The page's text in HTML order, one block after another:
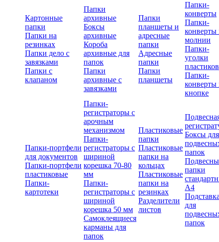
Картонные
папки
Папки на
резинках
Папки дело с
завязками
Папки с
клапаном
Папки
архивные
Боксы
архивные
Короба
архивные для
папок
Папки
архивные с
завязками
Папки
планшеты и
адресные
папки
Адресные
папки
Папки
планшеты
Папки-
конверты
Папки-
конверты
молнии
Папки-
уголки
Папки-
конверты
кнопке
Папки-портфели
для документов
Папки-портфели
пластиковые
Папки-
картотеки
Папки-
регистраторы с
арочным
механизмом
Папки-
регистраторы с
шириной
корешка 70-80
мм
Папки-
регистраторы с
шириной
корешка 50 мм
Самоклеящиеся
карманы для
папок
Пластиковые
папки
Пластиковые
папки на
кольцах
Пластиковые
папки на
резинках
Разделители
листов
Боксы для
папок
папки
А4
для
папок